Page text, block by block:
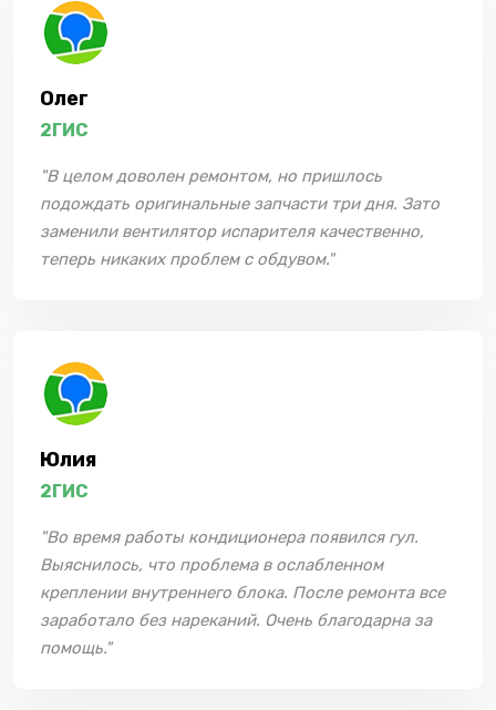
Олег
2ГИС
"В целом доволен ремонтом, но пришлось
подождать оригинальные запчасти три дня. Зато
заменили вентилятор испарителя качественно,
теперь никаких проблем с обдувом."
Юлия
2ГИС
"Во время работы кондиционера появился гул.
Выяснилось, что проблема в ослабленном
креплении внутреннего блока. После ремонта все
заработало без нареканий. Очень благодарна за
помощь."